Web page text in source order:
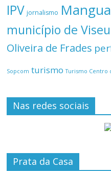
IPV jornalismo
município de Viseu
Oliveira de Frades
Sopcom turismo Turismo Centro
Nas redes sociais
Prata da Casa